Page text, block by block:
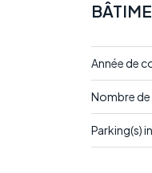
Année de
Nombre de
Parking(s)